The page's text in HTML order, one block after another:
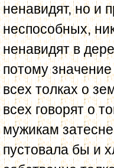
ненавидят, но и
неспособных,
ненавидят в
потому
всех толках о
всех говорят о
мужикам
пустовала бы и